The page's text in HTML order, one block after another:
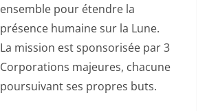
ensemble pour étendre la
présence humaine sur la Lune.
La mission est sponsorisée par 3
Corporations majeures, chacune
poursuivantses propres buts.